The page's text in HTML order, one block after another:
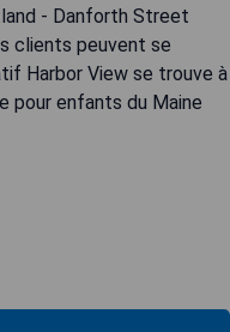
- Danforth Street
clients peuvent se
Harbor View se trouve à
pour enfants du Maine